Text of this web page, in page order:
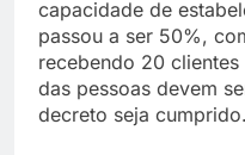
capacidade de
passou a ser 50%,
recebendo 20
das pessoas devem
decreto seja cumprido.